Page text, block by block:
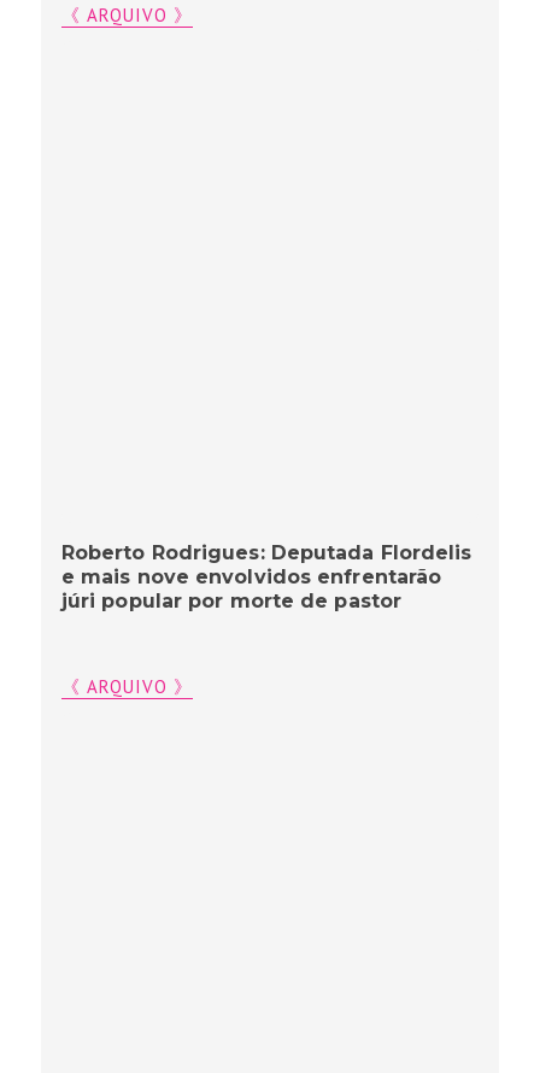
《 ARQUIVO 》
Roberto Rodrigues: Deputada Flordelis
e mais nove envolvidos enfrentarão
júri popular por morte de pastor
《 ARQUIVO 》